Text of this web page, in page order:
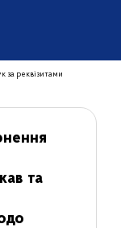
за реквізитами
та